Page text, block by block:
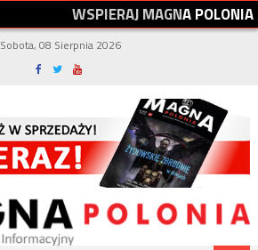
WSPIERAJMAGNAPOLONIA
Sobota, 08 Sierpnia 2026